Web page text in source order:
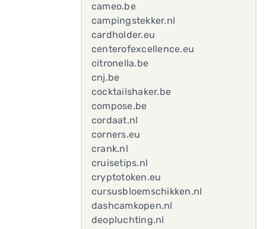
cameo.be
campingstekker.nl
cardholder.eu
centerofexcellence.eu
citronella.be
cnj.be
cocktailshaker.be
compose.be
cordaat.nl
corners.eu
crank.nl
cruisetips.nl
cryptotoken.eu
cursusbloemschikken.nl
dashcamkopen.nl
deopluchting.nl